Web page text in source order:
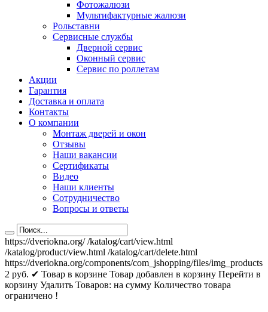
Фотожалюзи
Мультифактурные жалюзи
Рольставни
Сервисные службы
Дверной сервис
Оконный сервис
Сервис по роллетам
Акции
Гарантия
Доставка и оплата
Контакты
О компании
Монтаж дверей и окон
Отзывы
Наши вакансии
Сертификаты
Видео
Наши клиенты
Сотрудничество
Вопросы и ответы
https://dveriokna.org/ /katalog/cart/view.html
/katalog/product/view.html /katalog/cart/delete.html
https://dveriokna.org/components/com_jshopping/files/img_products
2 руб. ✔ Товар в корзине Товар добавлен в корзину Перейти в
корзину Удалить Товаров: на сумму Количество товара
ограничено !